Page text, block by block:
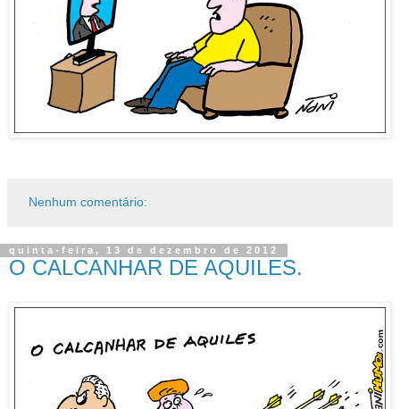
Nenhum comentário:
quinta-feira, 13 de dezembro de 2012
O CALCANHAR DE AQUILES.